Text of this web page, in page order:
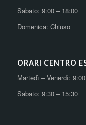
Sabato: 9:00 – 18:00
Domenica: Chiuso
ORARI CENTRO
Martedì – Venerdì:
Sabato: 9:30 – 15:30